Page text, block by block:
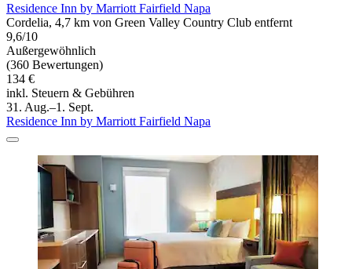
Residence Inn by Marriott Fairfield Napa
Cordelia, 4,7 km von Green Valley Country Club entfernt
9,6/10
Außergewöhnlich
(360 Bewertungen)
134 €
inkl. Steuern & Gebühren
31. Aug.–1. Sept.
Residence Inn by Marriott Fairfield Napa